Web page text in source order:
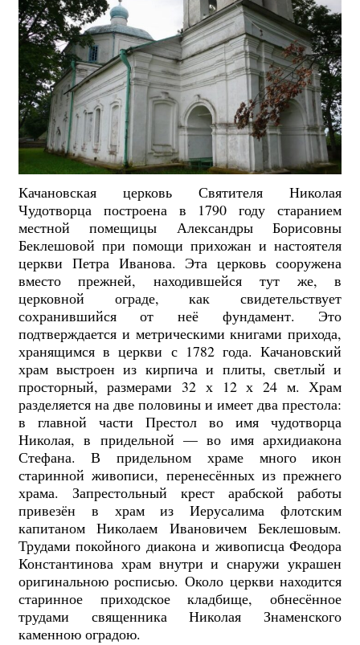
Качановская церковь Святителя Николая
Чудотворца построена в 1790 году старанием
местной помещицы Александры Борисовны
Беклешовой при помощи прихожан и настоятеля
церкви Петра Иванова. Эта церковь сооружена
вместо прежней, находившейся тут же, в
церковной ограде, как свидетельствует
сохранившийся от неё фундамент. Это
подтверждается и метрическими книгами прихода,
хранящимся в церкви с 1782 года. Качановский
храм выстроен из кирпича и плиты, светлый и
просторный, размерами 32 х 12 х 24 м. Храм
разделяется на две половины и имеет два престола:
в главной части Престол во имя чудотворца
Николая, в придельной — во имя архидиакона
Стефана. В придельном храме много икон
старинной живописи, перенесённых из прежнего
храма. Запрестольный крест арабской работы
привезён в храм из Иерусалима флотским
капитаном Николаем Ивановичем Беклешовым.
Трудами покойного диакона и живописца Феодора
Константинова храм внутри и снаружи украшен
оригинальною росписью. Около церкви находится
старинное приходское кладбище, обнесённое
трудами священника Николая Знаменского
каменною оградою.